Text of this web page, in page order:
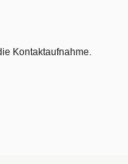
Kontaktaufnahme.